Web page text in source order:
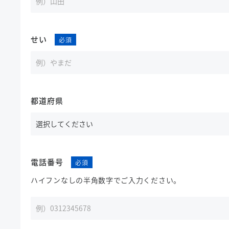
せい
都道府県
電話番号
ハイフンなしの半角数字でご入力ください。